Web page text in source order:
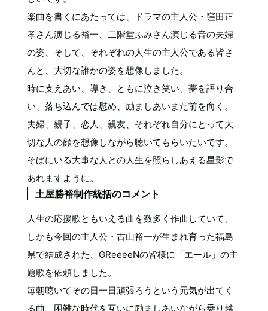
楽曲を書くにあたっては、ドラマの主人公・窪田正
孝さん演じる裕一、二階堂ふみさん演じる音の夫婦
の姿、そして、それぞれの人生の主人公である皆さ
んと、大切な誰かの姿を想像しました。
時に支えあい、導き、ともに泣き笑い、夢を語り合
い、落ち込んでは慰め、励ましあいまた前を向く。
夫婦、親子、恋人、親友、それぞれ自分にとって大
切な人の顔を想像しながら聴いてもらいたいです。
そばにいる大事な人との人生を照らしあえる星影で
あれますように。
土屋勝裕制作統括のコメント
人生の応援歌ともいえる曲を数多く作曲していて、
しかも今回の主人公・古山裕一が生まれ育った福島
県で結成された、GReeeeNの皆様に「エール」の主
題歌を依頼しました。
毎朝聴いてその日一日頑張ろうという元気が出てく
る曲、困難な時代を互いに励ましあいながら乗り越